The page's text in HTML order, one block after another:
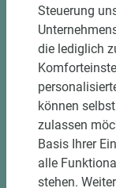
Steuerung
die lediglich
können
zulassen
Basis Ihrer
alle
stehen.